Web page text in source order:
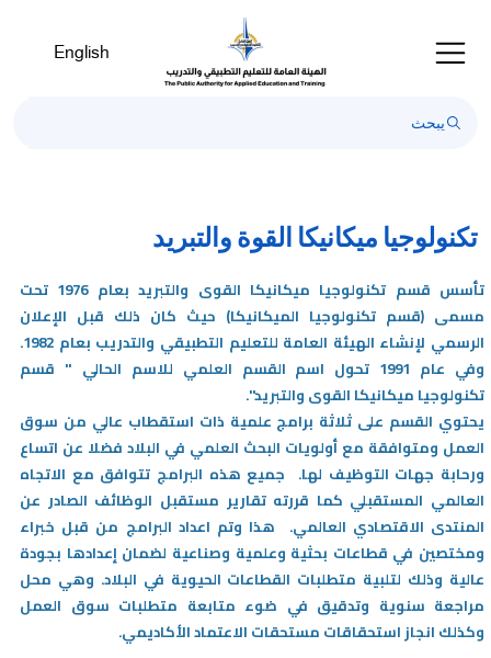
start
the
All
in
One
Accessibility
screen
reader,
press
'Ctrl
/'.
This
shortcut
activates
the
English
تكنولوجيا ميكانيكا القوة والتبريد
تأسس قسم تكنولوجيا ميكانيكا القوى والتبريد بعام 1976 تحت
مسمى (قسم تكنولوجيا الميكانيكا) حيث كان ذلك قبل الإعلان
الرسمي لإنشاء الهيئة العامة للتعليم التطبيقي والتدريب بعام 1982.
وفي عام 1991 تحول اسم القسم العلمي للاسم الحالي " قسم
تكنولوجيا ميكانيكا القوى والتبريد".
يحتوي القسم على ثلاثة برامج علمية ذات استقطاب عالي من سوق
العمل ومتوافقة مع أولويات البحث العلمي في البلاد فضلا عن اتساع
ورحابة جهات التوظيف لها. جميع هذه البرامج تتوافق مع الاتجاه
العالمي المستقبلي كما قررته تقارير مستقبل الوظائف الصادر عن
المنتدى الاقتصادي العالمي. هذا وتم اعداد البرامج من قبل خبراء
ومختصين في قطاعات بحثية وعلمية وصناعية لضمان إعدادها بجودة
عالية وذلك لتلبية متطلبات القطاعات الحيوية في البلاد. وهي محل
مراجعة سنوية وتدقيق في ضوء متابعة متطلبات سوق العمل
وكذلك انجاز استحقاقات مستحقات الاعتماد الأكاديمي.